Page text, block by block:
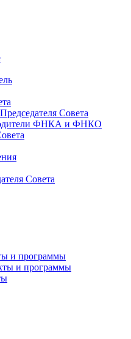
Совета
ФНКА и ФНКО
Совета
и программы
и программы